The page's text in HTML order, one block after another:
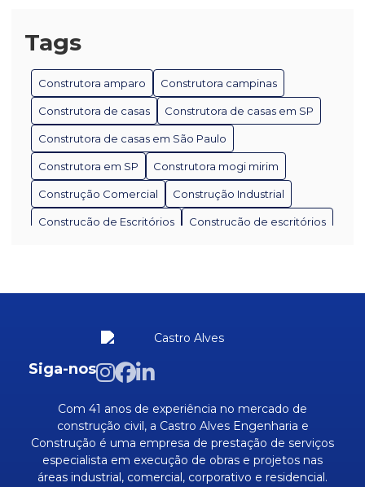
Como Escolher a Melhor Construtora de Casas para
Seu Projeto
Como Escolher a Melhor Construtora em Mogi Mirim
para Seu Projeto
Como Escolher a Melhor Construtora em São Paulo
Como Escolher a Melhor Empresa de Construção
Civil em São Paulo
Como Escolher a Melhor Empresa de Reforma e
Como Escolher a Melhores Empresa de Obra
SP para seu projeto
Como Escolher Empresas Prestadoras de Serviços
de Manutenção Industrial Eficientes
Tags
Construtora amparo Construtora campinas
Construtora de casas Construtora de casas em SP
Construtora de casas em São Paulo
Construtora em SP Construtora mogi mirim
Construção Comercial Construção Industrial
Construção de Escritórios Construção de escritórios
Empresa de estruturas metálicas
Empresa de infraestrutura de redes
Empresa de reforma residencial
Empresas de estruturas metálicas SP
Empresas de pisos industriais
Siga-nos
Com 41 anos de experiência no mercado de
construção civil, a Castro Alves Engenharia e
Construção é uma empresa de prestação de serviços
especialista em execução de obras e projetos nas
áreas industrial, comercial, corporativo e residencial.